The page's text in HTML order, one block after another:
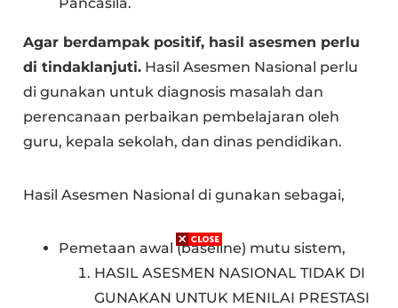
Pancasila.
Agar berdampak positif, hasil asesmen perlu
di tindaklanjuti. Hasil Asesmen Nasional perlu
di gunakan untuk diagnosis masalah dan
perencanaan perbaikan pembelajaran oleh
guru, kepala sekolah, dan dinas pendidikan.
Hasil Asesmen Nasional di gunakan sebagai,
Pemetaan awal (baseline) mutu sistem,
HASIL ASESMEN NASIONAL TIDAK DI
GUNAKAN UNTUK MENILAI PRESTASI